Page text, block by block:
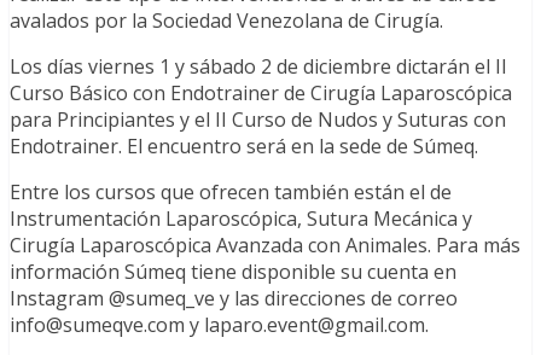
avalados por la Sociedad Venezolana de Cirugía.
Los días viernes 1 y sábado 2 de diciembre dictarán el II
Curso Básico con Endotrainer de Cirugía Laparoscópica
para Principiantes y el II Curso de Nudos y Suturas con
Endotrainer. El encuentro será en la sede de Súmeq.
Entre los cursos que ofrecen también están el de
Instrumentación Laparoscópica, Sutura Mecánica y
Cirugía Laparoscópica Avanzada con Animales. Para más
información Súmeq tiene disponible su cuenta en
Instagram @sumeq_ve y las direcciones de correo
info@sumeqve.com y laparo.event@gmail.com.